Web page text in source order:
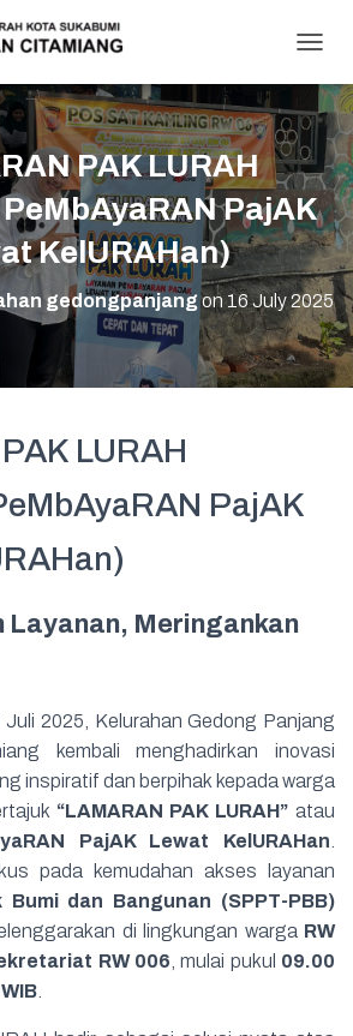
O
G
L
E
N
A
V
I
G
A
T
I
O
PAK LURAH
PajAK
KelURAHan)
gedongpanjangon16 July 2025
LURAH
PajAK
Layanan, Meringankan
2025, Kelurahan Gedong Panjang
kembali menghadirkan inovasi
inspiratif dan berpihak kepada warga
“LAMARAN PAK LURAH” atau
PajAK Lewat KelURAHan
pada kemudahan akses layanan
Bumi dan Bangunan (SPPT-PBB)
di lingkungan warga RW
RW 006 , mulai pukul 09.00